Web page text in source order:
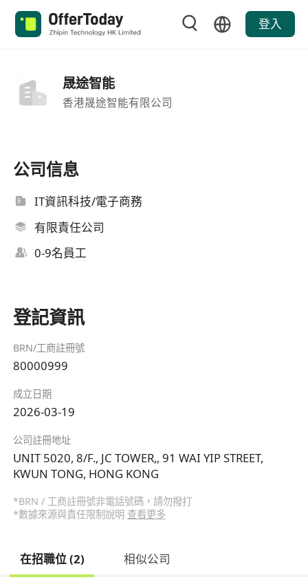
登入
晟途智能
香港晟途智能有限公司
公司信息
IT資訊科技/電子商務
有限責任公司
0-9名員工
登記資訊
BRN/工商註冊號
80000999
成立日期
2026-03-19
公司註冊地址
UNIT 5020, 8/F., JC TOWER,, 91 WAI YIP STREET,
KWUN TONG, HONG KONG
*BRN / 工商註冊號非電話號碼，請勿撥打
*數據來源與責任限制說明 查看更多
在招職位 (2) 相似公司